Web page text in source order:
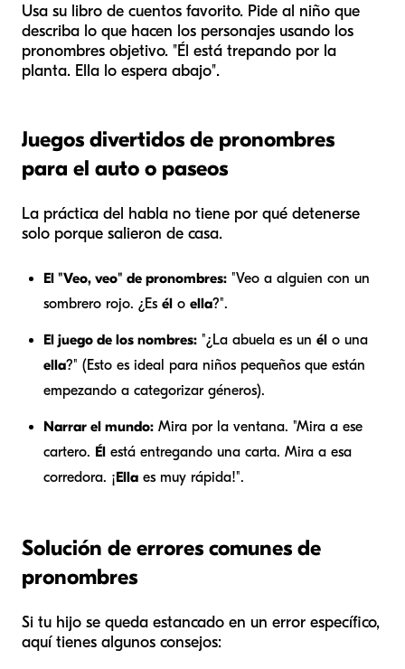
Usa su libro de cuentos favorito. Pide al niño que
describa lo que hacen los personajes usando los
pronombres objetivo. "Él está trepando por la
planta. Ella lo espera abajo".
Juegos divertidos de pronombres
para el auto o paseos
La práctica del habla no tiene por qué detenerse
solo porque salieron de casa.
El "Veo, veo" de pronombres: "Veo a alguien con un
sombrero rojo. ¿Es él o ella?".
El juego de los nombres: "¿La abuela es un él o una
ella?" (Esto es ideal para niños pequeños que están
empezando a categorizar géneros).
Narrar el mundo: Mira por la ventana. "Mira a ese
cartero. Él está entregando una carta. Mira a esa
corredora. ¡Ella es muy rápida!".
Solución de errores comunes de
pronombres
Si tu hijo se queda estancado en un error específico,
aquí tienes algunos consejos: